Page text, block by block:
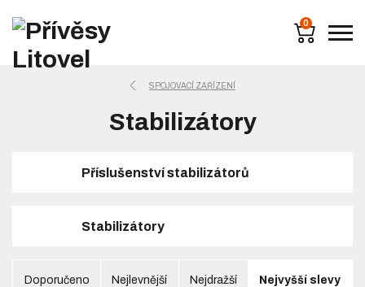
0
SPOJOVACÍ ZAŘÍZENÍ
Stabilizátory
Příslušenství stabilizátorů
Stabilizátory
Doporučeno Nejlevnější Nejdražší Nejvyšší slevy